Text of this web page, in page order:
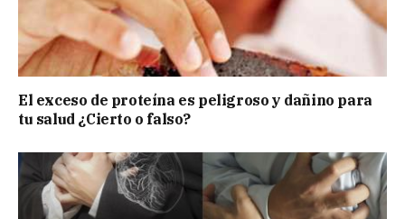
El exceso de proteína es peligroso y dañino para
tu salud ¿Cierto o falso?